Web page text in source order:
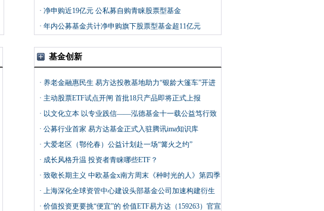
· 净申购近19亿元 公私募自购青睐股票型基金
· 年内公募基金共计净申购旗下股票型基金超11亿元
基金创新
· 养老金融惠民生 易方达投教基地助力“银龄大篷车”开进
社区村镇
· 主动股票ETF试点开闸 首批18只产品即将正式上报
· 以文化立本 以专业践信——泓德基金十一载公益笃行致
远
· 公募行业首家 易方达基金正式入驻腾讯ima知识库
· 大爱老区（鄂伦春）公益计划赴一场“篝火之约”
· 成长风格升温 投资者青睐哪些ETF？
· 致敬长期主义 中欧基金x南方周末《种时光的人》第四季
芒种回归
· 上海深化全球资管中心建设头部基金公司加速构建衍生
品生态
· 价值投资更要挑“便宜”的 价值ETF易方达（159263）官宣